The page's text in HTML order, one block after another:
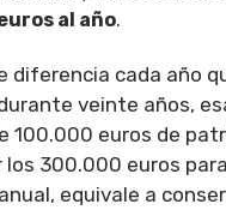
al año.
diferencia cada año
veinte años,
100.000 euros de
300.000 euros
equivale a